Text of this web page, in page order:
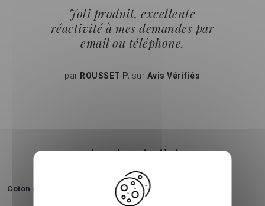
Joli produit, excellente
réactivité à mes demandes par
email ou téléphone.
par ROUSSET P. sur Avis Vérifiés
Catégories similaires
Coton égyptien Percale